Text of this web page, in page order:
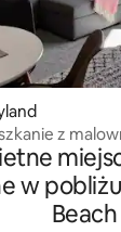
z
w
Beach